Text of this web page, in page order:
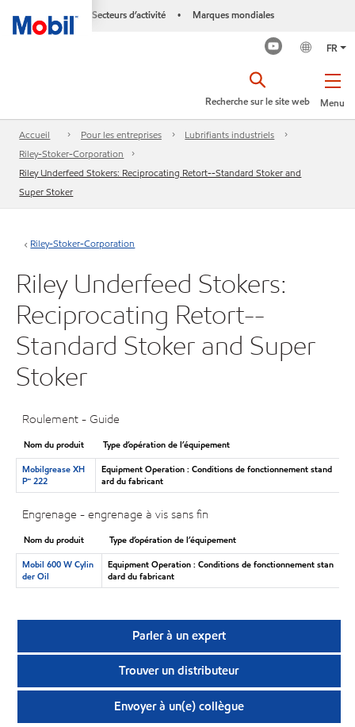
Secteurs d’activité • Marques mondiales
FR
Menu
Recherche sur le site web
Accueil Pour les entreprises
Lubrifiants industriels
Riley-Stoker-Corporation
Riley Underfeed Stokers: Reciprocating Retort--Standard Stoker and
Super Stoker
Riley-Stoker-Corporation
Riley Underfeed Stokers:
Reciprocating Retort--
Standard Stoker and Super
Stoker
Roulement - Guide
Nom du produit
Type d’opération de l’équipement
Mobilgrease XH
P🅪 222
Equipment Operation : Conditions de fonctionnement stand
ard du fabricant
Engrenage - engrenage à vis sans fin
Nom du produit
Type d’opération de l’équipement
Mobil 600 W Cylin
der Oil
Equipment Operation : Conditions de fonctionnement stan
dard du fabricant
Parler à un expert
Trouver un distributeur
Envoyer à un(e) collègue